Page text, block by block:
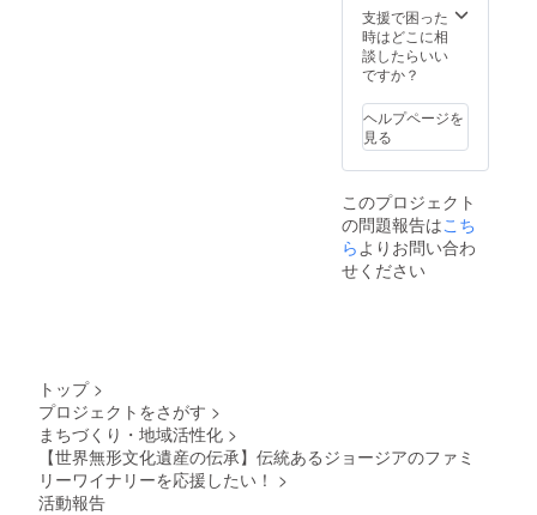
入下さ
い。
※コロナ
の影響
により
リター
に変更
が出る
可能性
がござ
ので、
その際
はメー
ルにて
入の権
ます。
【備
考】 ※
未成年
ご利用
いただ
けませ
ん。 ※
像のワ
インは
参考で
す。 ※
ピアラ
記入下
メール
をご提
供致し
ます。
考】 ※
未成年
の方は
ご利用
けませ
ん。 ※
掲載画
像のワ
インは
が出る
可能性
支援で困った
時はどこに相
談したらいい
ですか？
ヘルプページを
見る
このプロジェクト
の問題報告はこち
ら よりお問い合わ
せください
トップ >
プロジェクトをさがす >
まちづくり・地域活性化 >
【世界無形文化遺産の伝承】伝統あるジョージアのファミ
リーワイナリーを応援したい！ >
活動報告